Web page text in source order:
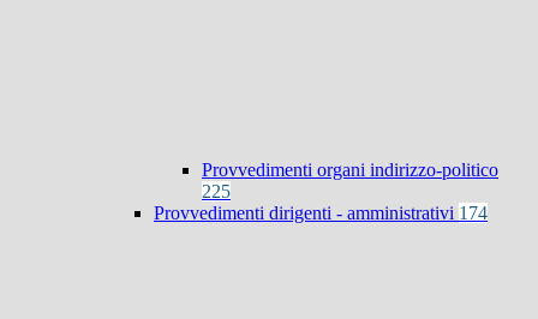
Provvedimenti organi indirizzo-politico
225
Provvedimenti dirigenti - amministrativi 174